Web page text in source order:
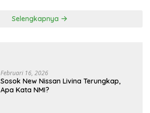
Selengkapnya
Februari 16, 2026
Sosok New Nissan Livina Terungkap,
Apa Kata NMI?